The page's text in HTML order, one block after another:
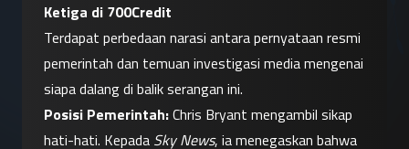
Ketiga di 700Credit
Terdapat perbedaan narasi antara pernyataan resmi
pemerintah dan temuan investigasi media mengenai
siapa dalang di balik serangan ini.
Posisi Pemerintah: Chris Bryant mengambil sikap
hati-hati. Kepada Sky News, ia menegaskan bahwa